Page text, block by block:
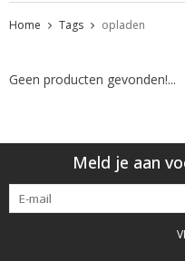
Home Tags opladen
Geen producten gevonden!...
Meld je aan